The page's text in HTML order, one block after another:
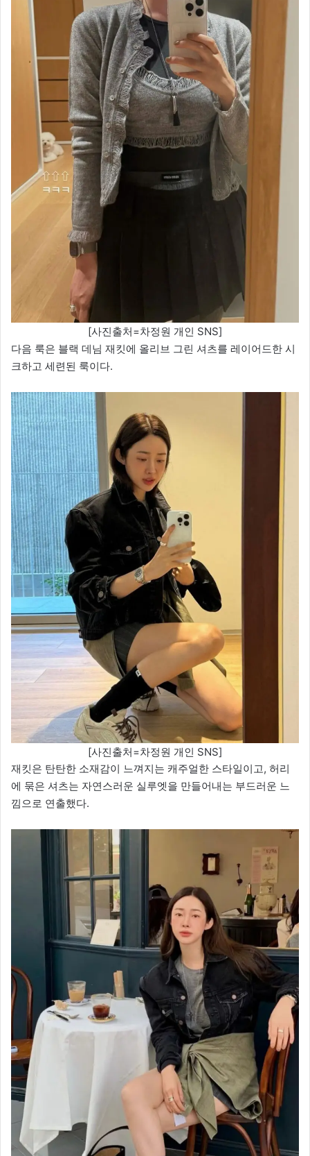
[사진출처=차정원 개인 SNS]
다음 룩은 블랙 데님 재킷에 올리브 그린 셔츠를 레이어드한 시
크하고 세련된 룩이다.
[사진출처=차정원 개인 SNS]
재킷은 탄탄한 소재감이 느껴지는 캐주얼한 스타일이고, 허리
에 묶은 셔츠는 자연스러운 실루엣을 만들어내는 부드러운 느
낌으로 연출했다.